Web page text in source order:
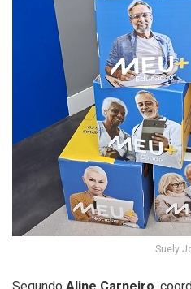
Suely
Segundo Aline Carneiro,